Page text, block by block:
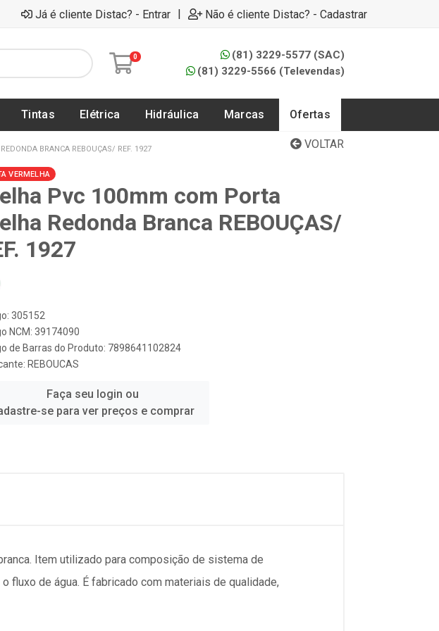
Já é cliente Distac? - Entrar | Não é cliente Distac? - Cadastrar
0
(81) 3229-5577 (SAC)
(81) 3229-5566 (Televendas)
Tintas Elétrica Hidráulica Marcas Ofertas
VOLTAR
BRANCA REBOUÇAS/ REF. 1927
VERMELHA
Pvc 100mm com Porta
Redonda Branca REBOUÇAS/
1927
305152
NCM: 39174090
de Barras do Produto: 7898641102824
REBOUCAS
Faça seu login ou
se para ver preços e comprar
Item utilizado para composição de sistema de
fluxo de água. É fabricado com materiais de qualidade,